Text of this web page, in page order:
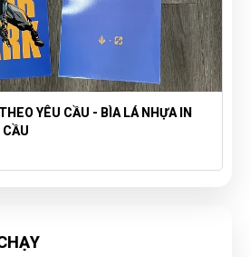
YÊU CẦU - BÌA LÁ NHỰA IN
CẦU